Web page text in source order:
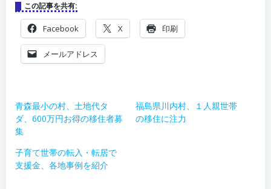
この記事を共有:
Facebook X 印刷
メールアドレス
青森最小の村、土地代タ
ダ、600万円お得の移住者募
集
福島県川内村、１人親世帯
の移住に注力
子育て世帯の転入・転居で
支援金、各地事例を紹介